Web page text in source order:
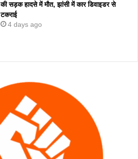
की सड़क हादसे में मौत, झांसी में कार डिवाइडर से
टकराई
4 days ago